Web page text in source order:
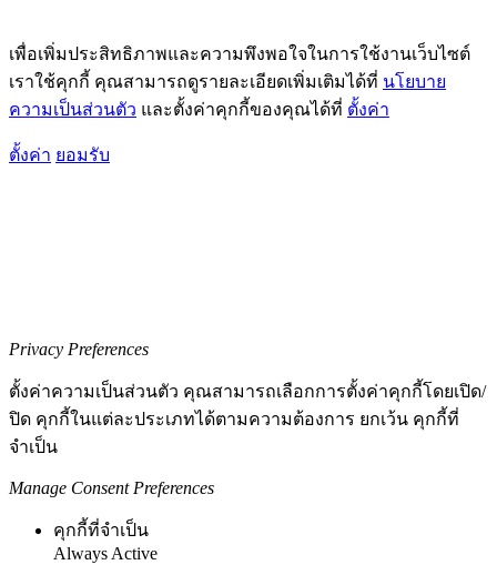
เพื่อเพิ่มประสิทธิภาพและความพึงพอใจในการใช้งานเว็บไซต์
เราใช้คุกกี้ คุณสามารถดูรายละเอียดเพิ่มเติมได้ที่ นโยบาย
ความเป็นส่วนตัว และตั้งค่าคุกกี้ของคุณได้ที่ ตั้งค่า
ตั้งค่า ยอมรับ
Privacy Preferences
ตั้งค่าความเป็นส่วนตัว คุณสามารถเลือกการตั้งค่าคุกกี้โดยเปิด/
ปิด คุกกี้ในแต่ละประเภทได้ตามความต้องการ ยกเว้น คุกกี้ที่
จำเป็น
Manage Consent Preferences
คุกกี้ที่จำเป็น
Always Active